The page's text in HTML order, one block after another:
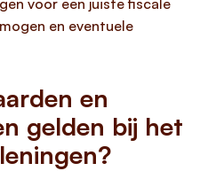
voor een juiste fiscale
en eventuele
en
gelden bij het